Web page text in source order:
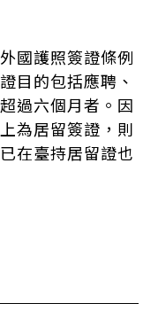
國護照簽證條例
目的包括應聘、
過六個月者。因
為居留簽證，則
在臺持居留證也